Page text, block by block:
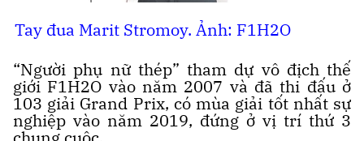
Tay đua Marit Stromoy. Ảnh: F1H2O
“Người phụ nữ thép” tham dự vô địch thế
giới F1H2O vào năm 2007 và đã thi đấu ở
103 giải Grand Prix, có mùa giải tốt nhất sự
nghiệp vào năm 2019, đứng ở vị trí thứ 3